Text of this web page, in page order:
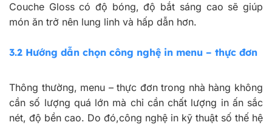
Couche Gloss có độ bóng, độ bắt sáng cao sẽ giúp
món ăn trở nên lung linh và hấp dẫn hơn.
3.2 Hướng dẫn chọn công nghệ in menu – thực đơn
Thông thường, menu – thực đơn trong nhà hàng không
cần số lượng quá lớn mà chỉ cần chất lượng in ấn sắc
nét, độ bền cao. Do đó,công nghệ in kỹ thuật số thế hệ